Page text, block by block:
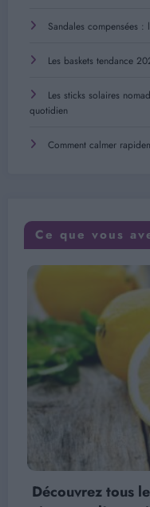
Sandales compensées
Les baskets tendance
Les sticks solaires
quotidien
Comment calmer
Ce que vous
Découvrez tous